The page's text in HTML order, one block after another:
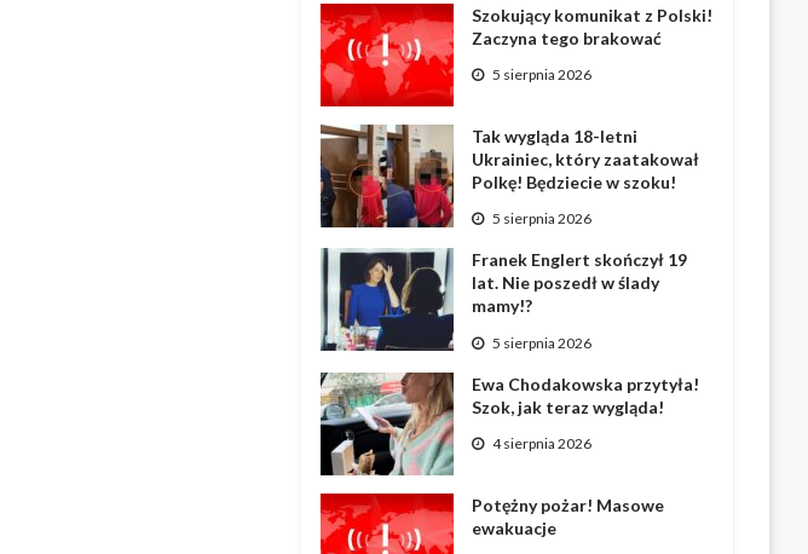
Szokujący komunikat z Polski!
Zaczyna tego brakować
5 sierpnia 2026
Tak wygląda 18-letni
Ukrainiec, który zaatakował
Polkę! Będziecie w szoku!
5 sierpnia 2026
Franek Englert skończył 19
lat. Nie poszedł w ślady
mamy!?
5 sierpnia 2026
Ewa Chodakowska przytyła!
Szok, jak teraz wygląda!
4 sierpnia 2026
Potężny pożar! Masowe
ewakuacje